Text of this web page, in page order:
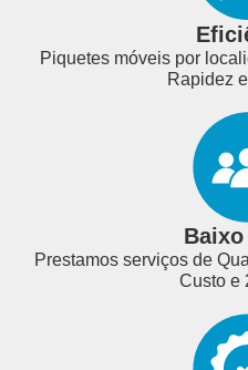
Piquetes móveis por
Rapidez
Prestamos serviços de
Custo e